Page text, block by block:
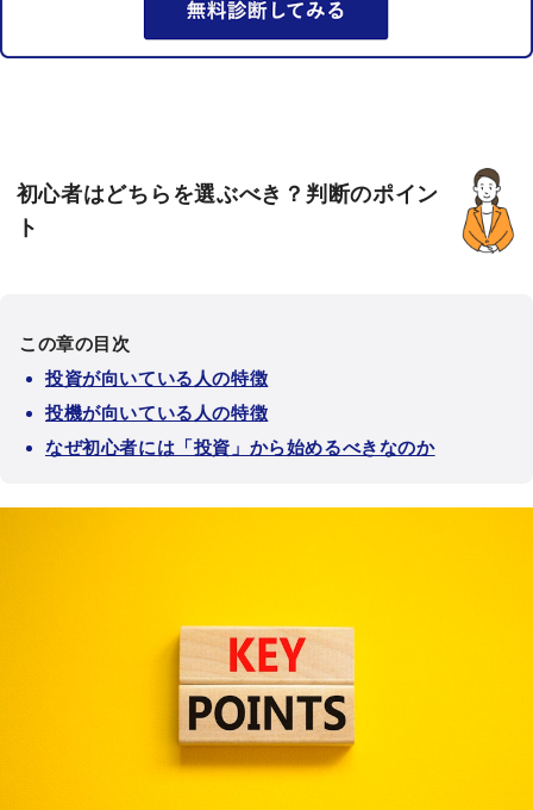
初心者はどちらを選ぶべき？判断のポイン
ト
この章の目次
投資が向いている人の特徴
投機が向いている人の特徴
なぜ初心者には「投資」から始めるべきなのか